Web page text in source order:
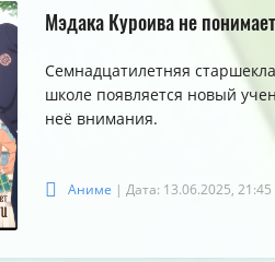
Мэдака Куроива не
Семнадцатилетняя
школе появляется новый
неё внимания.
Аниме | Дата: 13.06.2025, 21:45